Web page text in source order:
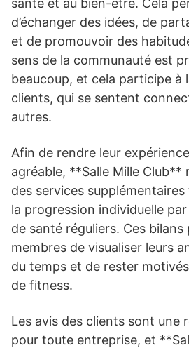
santé et au bien-être. Cela
d’échanger des idées, de
et de promouvoir des
sens de la communauté est
beaucoup, et cela participe à
clients, qui se sentent
autres.
Afin de rendre leur
agréable, **Salle Mille Club**
des services
la progression individuelle
de santé réguliers. Ces
membres de visualiser leurs
du temps et de rester
de fitness.
Les avis des clients sont une
pour toute entreprise, et